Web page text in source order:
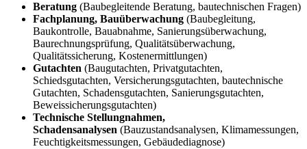
Beratung (Baubegleitende Beratung, bautechnischen Fragen)
Fachplanung, Bauüberwachung (Baubegleitung,
Baukontrolle, Bauabnahme, Sanierungsüberwachung,
Baurechnungsprüfung, Qualitätsüberwachung,
Qualitätssicherung, Kostenermittlungen)
Gutachten (Baugutachten, Privatgutachten,
Schiedsgutachten, Versicherungsgutachten, bautechnische
Gutachten, Schadensgutachten, Sanierungsgutachten,
Beweissicherungsgutachten)
Technische Stellungnahmen,
Schadensanalysen (Bauzustandsanalysen, Klimamessungen,
Feuchtigkeitsmessungen, Gebäudediagnose)